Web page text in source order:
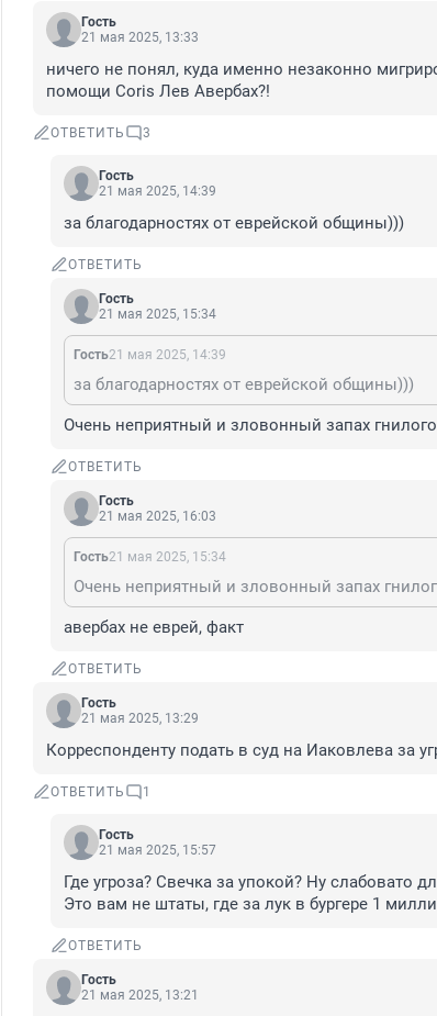
Гость
21 мая 2025, 13:33
ничего не понял, куда именно незаконно
помощи Coris Лев Авербах?!
ОТВЕТИТЬ 3
Гость
21 мая 2025, 14:39
за благодарностях от еврейской общины)))
ОТВЕТИТЬ
Гость
21 мая 2025, 15:34
Гость21 мая 2025, 14:39
за благодарностях от еврейской общины)))
Очень неприятный и зловонный запах
ОТВЕТИТЬ
Гость
21 мая 2025, 16:03
Гость21 мая 2025, 15:34
Очень неприятный и зловонный запах
авербах не еврей, факт
ОТВЕТИТЬ
Гость
21 мая 2025, 13:29
Корреспонденту подать в суд на Иаковлева за
ОТВЕТИТЬ 1
Гость
21 мая 2025, 15:57
Где угроза? Свечка за упокой? Ну слабовато
Это вам не штаты, где за лук в бургере 1
ОТВЕТИТЬ
Гость
21 мая 2025, 13:21